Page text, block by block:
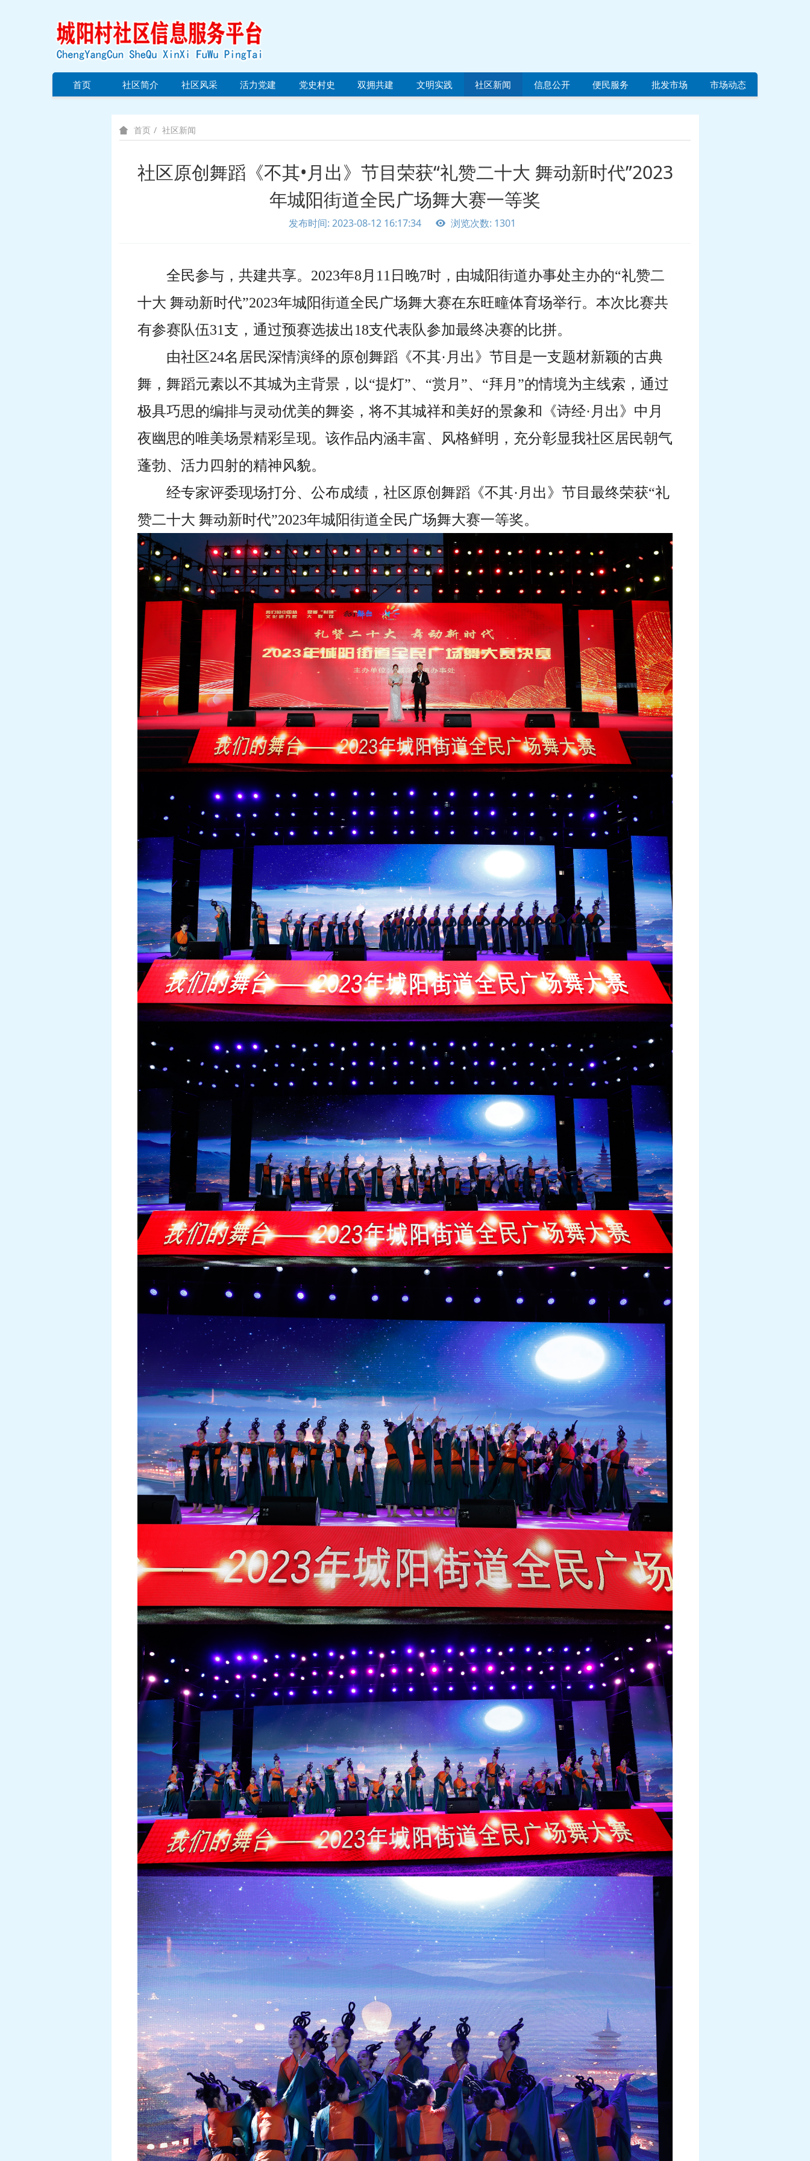
首页 社区简介 社区风采 活力党建 党史村史 双拥共建 文明实践 社区新闻 信息公开 便民服务 批发市场 市场动态
首页 社区新闻
社区原创舞蹈《不其•月出》节目荣获“礼赞二十大 舞动新时代”2023
年城阳街道全民广场舞大赛一等奖
发布时间: 2023-08-12 16:17:34 浏览次数: 1301
全民参与，共建共享。2023年8月11日晚7时，由城阳街道办事处主办的“礼赞二
十大 舞动新时代”2023年城阳街道全民广场舞大赛在东旺疃体育场举行。本次比赛共
有参赛队伍31支，通过预赛选拔出18支代表队参加最终决赛的比拼。
由社区24名居民深情演绎的原创舞蹈《不其·月出》节目是一支题材新颖的古典
舞，舞蹈元素以不其城为主背景，以“提灯”、“赏月”、“拜月”的情境为主线索，通过
极具巧思的编排与灵动优美的舞姿，将不其城祥和美好的景象和《诗经·月出》中月
夜幽思的唯美场景精彩呈现。该作品内涵丰富、风格鲜明，充分彰显我社区居民朝气
蓬勃、活力四射的精神风貌。
经专家评委现场打分、公布成绩，社区原创舞蹈《不其·月出》节目最终荣获“礼
赞二十大 舞动新时代”2023年城阳街道全民广场舞大赛一等奖。